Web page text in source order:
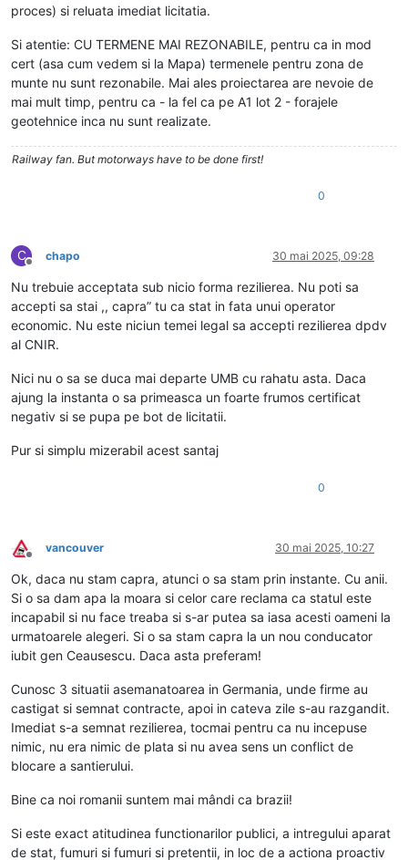
proces) si reluata imediat licitatia.
Si atentie: CU TERMENE MAI REZONABILE, pentru ca in mod
cert (asa cum vedem si la Mapa) termenele pentru zona de
munte nu sunt rezonabile. Mai ales proiectarea are nevoie de
mai mult timp, pentru ca - la fel ca pe A1 lot 2 - forajele
geotehnice inca nu sunt realizate.
Railway fan. But motorways have to be done first!
0
C
Deconectat
chapo 30 mai 2025, 09:28
Nu trebuie acceptata sub nicio forma rezilierea. Nu poti sa
accepti sa stai ,, capra” tu ca stat in fata unui operator
economic. Nu este niciun temei legal sa accepti rezilierea dpdv
al CNIR.
Nici nu o sa se duca mai departe UMB cu rahatu asta. Daca
ajung la instanta o sa primeasca un foarte frumos certificat
negativ si se pupa pe bot de licitatii.
Pur si simplu mizerabil acest santaj
0
Deconectat
vancouver 30 mai 2025, 10:27
Ok, daca nu stam capra, atunci o sa stam prin instante. Cu anii.
Si o sa dam apa la moara si celor care reclama ca statul este
incapabil si nu face treaba si s-ar putea sa iasa acesti oameni la
urmatoarele alegeri. Si o sa stam capra la un nou conducator
iubit gen Ceausescu. Daca asta preferam!
Cunosc 3 situatii asemanatoarea in Germania, unde firme au
castigat si semnat contracte, apoi in cateva zile s-au razgandit.
Imediat s-a semnat rezilierea, tocmai pentru ca nu incepuse
nimic, nu era nimic de plata si nu avea sens un conflict de
blocare a santierului.
Bine ca noi romanii suntem mai mândi ca brazii!
Si este exact atitudinea functionarilor publici, a intregului aparat
de stat, fumuri si fumuri si pretentii, in loc de a actiona proactiv